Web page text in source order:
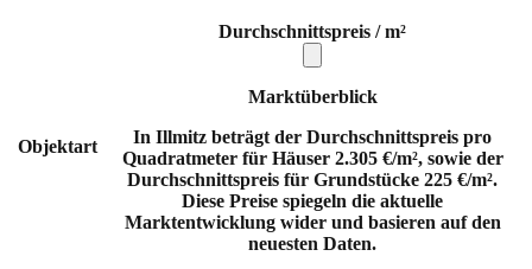
Objektart
Durchschnittspreis / m²
Marktüberblick
In Illmitz beträgt der Durchschnittspreis pro
Quadratmeter für Häuser 2.305 €/m², sowie der
Durchschnittspreis für Grundstücke 225 €/m².
Diese Preise spiegeln die aktuelle
Marktentwicklung wider und basieren auf den
neuesten Daten.